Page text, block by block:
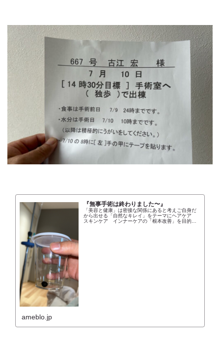
『無事手術は終わりました〜』
「美容と健康」は密接な関係にあると考えご自身だ
から出せる「自然なキレイ」をテーマにヘアケア
スキンケア インナーケアの「根本改善」を目的と
ameblo.jp